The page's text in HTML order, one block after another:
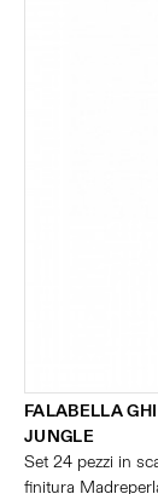
FALABELLA
JUNGLE
Set 24 pezzi in
finitura